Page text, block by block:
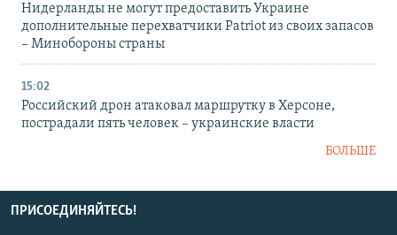
Нидерланды не могут предоставить Украине
дополнительные перехватчики Patriot из своих запасов
– Минобороны страны
15:02
Российский дрон атаковал маршрутку в Херсоне,
пострадали пять человек – украинские власти
БОЛЬШЕ
ПРИСОЕДИНЯЙТЕСЬ!